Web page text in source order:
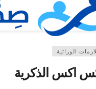
الوراثية
اكس الذكرية